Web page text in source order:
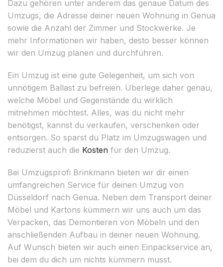
Dazu gehören unter anderem das genaue Datum des
Umzugs, die Adresse deiner neuen Wohnung in Genua
sowie die Anzahl der Zimmer und Stockwerke. Je
mehr Informationen wir haben, desto besser können
wir den Umzug planen und durchführen.
Ein Umzug ist eine gute Gelegenheit, um sich von
unnötigem Ballast zu befreien. Überlege daher genau,
welche Möbel und Gegenstände du wirklich
mitnehmen möchtest. Alles, was du nicht mehr
benötigst, kannst du verkaufen, verschenken oder
entsorgen. So sparst du Platz im Umzugswagen und
reduzierst auch die Kosten für den Umzug.
Bei Umzugsprofi Brinkmann bieten wir dir einen
umfangreichen Service für deinen Umzug von
Düsseldorf nach Genua. Neben dem Transport deiner
Möbel und Kartons kümmern wir uns auch um das
Verpacken, das Demontieren von Möbeln und den
anschließenden Aufbau in deiner neuen Wohnung.
Auf Wunsch bieten wir auch einen Einpackservice an,
bei dem du dich um nichts kümmern musst.